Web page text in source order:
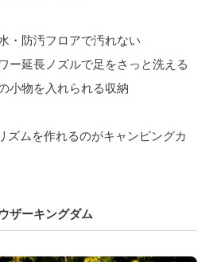
・防汚フロアで汚れない
ー延長ノズルで足をさっと洗える
小物を入れられる収納
ムを作れるのがキャンピングカ
ザーキングダム